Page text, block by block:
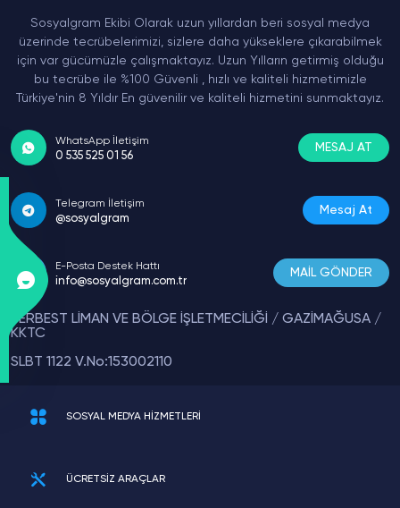
Sosyalgram Ekibi Olarak uzun yıllardan beri sosyal medya
üzerinde tecrübelerimizi, sizlere daha yükseklere çıkarabilmek
için var gücümüzle çalışmaktayız. Uzun Yılların getirmiş olduğu
bu tecrübe ile %100 Güvenli , hızlı ve kaliteli hizmetimizle
Türkiye'nin 8 Yıldır En güvenilir ve kaliteli hizmetini sunmaktayız.
WhatsApp İletişim
0 535 525 01 56
MESAJ AT
Telegram İletişim
@sosyalgram
Mesaj At
E-Posta Destek Hattı
info@sosyalgram.com.tr
MAİL GÖNDER
SERBEST LİMAN VE BÖLGE İŞLETMECİLİĞİ / GAZİMAĞUSA /
KKTC
SLBT 1122 V.No:153002110
SOSYAL MEDYA HİZMETLERİ
ÜCRETSİZ ARAÇLAR